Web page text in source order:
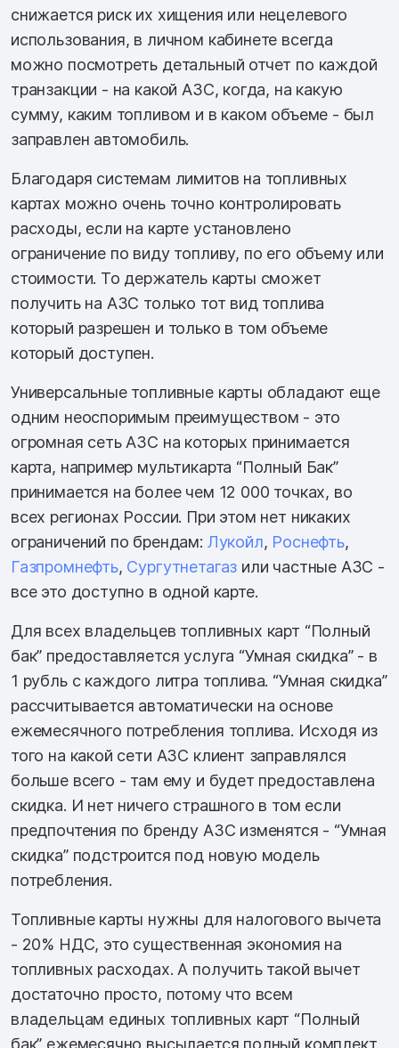
снижается риск их хищения или нецелевого
использования, в личном кабинете всегда
можно посмотреть детальный отчет по каждой
транзакции - на какой АЗС, когда, на какую
сумму, каким топливом и в каком объеме - был
заправлен автомобиль.
Благодаря системам лимитов на топливных
картах можно очень точно контролировать
расходы, если на карте установлено
ограничение по виду топливу, по его объему или
стоимости. То держатель карты сможет
получить на АЗС только тот вид топлива
который разрешен и только в том объеме
который доступен.
Универсальные топливные карты обладают еще
одним неоспоримым преимуществом - это
огромная сеть АЗС на которых принимается
карта, например мультикарта “Полный Бак”
принимается на более чем 12 000 точках, во
всех регионах России. При этом нет никаких
ограничений по брендам: Лукойл, Роснефть,
Газпромнефть, Сургутнетагаз или частные АЗС -
все это доступно в одной карте.
Для всех владельцев топливных карт “Полный
бак” предоставляется услуга “Умная скидка” - в
1 рубль с каждого литра топлива. “Умная скидка”
рассчитывается автоматически на основе
ежемесячного потребления топлива. Исходя из
того на какой сети АЗС клиент заправлялся
больше всего - там ему и будет предоставлена
скидка. И нет ничего страшного в том если
предпочтения по бренду АЗС изменятся - “Умная
скидка” подстроится под новую модель
потребления.
Топливные карты нужны для налогового вычета
- 20% НДС, это существенная экономия на
топливных расходах. А получить такой вычет
достаточно просто, потому что всем
владельцам единых топливных карт “Полный
бак” ежемесячно высылается полный комплект